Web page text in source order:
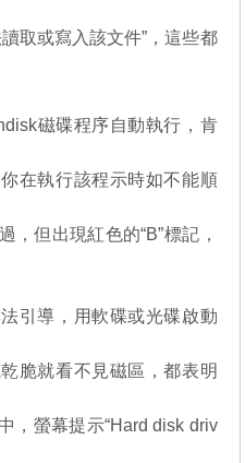
取或寫入該文件”，這些都
磁碟程序自動執行，肯
在執行該程示時如不能順
，但出現紅色的“B”標記，
引導，用軟碟或光碟啟動
脆就看不見磁區，都表明
，螢幕提示“Hard disk driv